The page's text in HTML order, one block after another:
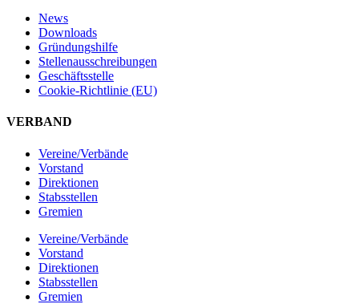
News
Downloads
Gründungshilfe
Stellen­ausschreibungen
Geschäftsstelle
Cookie-Richtlinie (EU)
VERBAND
Vereine/Verbände
Vorstand
Direktionen
Stabsstellen
Gremien
Vereine/Verbände
Vorstand
Direktionen
Stabsstellen
Gremien